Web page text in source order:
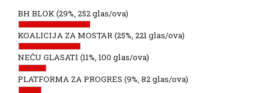
BH BLOK(29%, 252 glas/ova)
KOALICIJA ZA MOSTAR(25%, 221 glas/ova)
NEĆU GLASATI (11%, 100 glas/ova)
PLATFORMA ZA PROGRES (9%, 82 glas/ova)